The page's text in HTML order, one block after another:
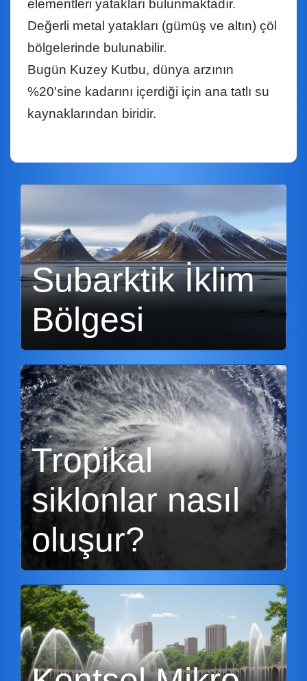
elementleri yatakları bulunmaktadır.
Değerli metal yatakları (gümüş ve altın) çöl
bölgelerinde bulunabilir.
Bugün Kuzey Kutbu, dünya arzının
%20'sine kadarını içerdiği için ana tatlı su
kaynaklarından biridir.
Subarktik İklim
Bölgesi
Tropikal
siklonlar nasıl
oluşur?